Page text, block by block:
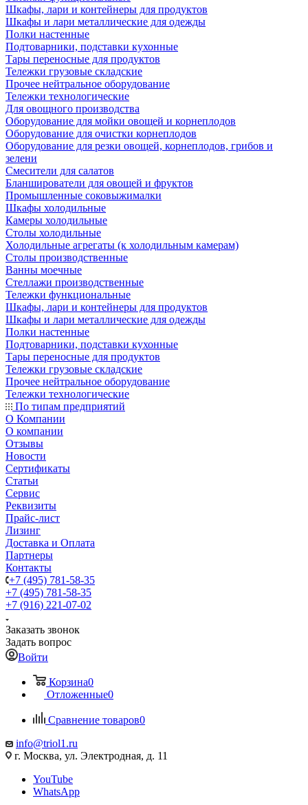
Шкафы, лари и контейнеры для продуктов
Шкафы и лари металлические для одежды
Полки настенные
Подтоварники, подставки кухонные
Тары переносные для продуктов
Тележки грузовые складские
Прочее нейтральное оборудование
Тележки технологические
Для овощного производства
Оборудование для мойки овощей и корнеплодов
Оборудование для очистки корнеплодов
Оборудование для резки овощей, корнеплодов, грибов и
зелени
Смесители для салатов
Бланширователи для овощей и фруктов
Промышленные соковыжималки
Шкафы холодильные
Камеры холодильные
Столы холодильные
Холодильные агрегаты (к холодильным камерам)
Столы производственные
Ванны моечные
Стеллажи производственные
Тележки функциональные
Шкафы, лари и контейнеры для продуктов
Шкафы и лари металлические для одежды
Полки настенные
Подтоварники, подставки кухонные
Тары переносные для продуктов
Тележки грузовые складские
Прочее нейтральное оборудование
Тележки технологические
По типам предприятий
О Компании
О компании
Отзывы
Новости
Сертификаты
Статьи
Сервис
Реквизиты
Прайс-лист
Лизинг
Доставка и Оплата
Партнеры
Контакты
+7 (495) 781-58-35
+7 (495) 781-58-35
+7 (916) 221-07-02
Заказать звонок
Задать вопрос
Войти
Корзина0
Отложенные0
Сравнение товаров0
info@triol1.ru
г. Москва, ул. Электродная, д. 11
YouTube
WhatsApp